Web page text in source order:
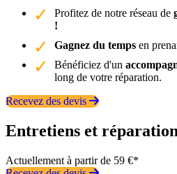
Profitez de notre réseau de
!
Gagnez du temps en
Bénéficiez d'un
long de votre réparation.
Recevez des devis
Entretiens et
Actuellement à partir de 59 €*